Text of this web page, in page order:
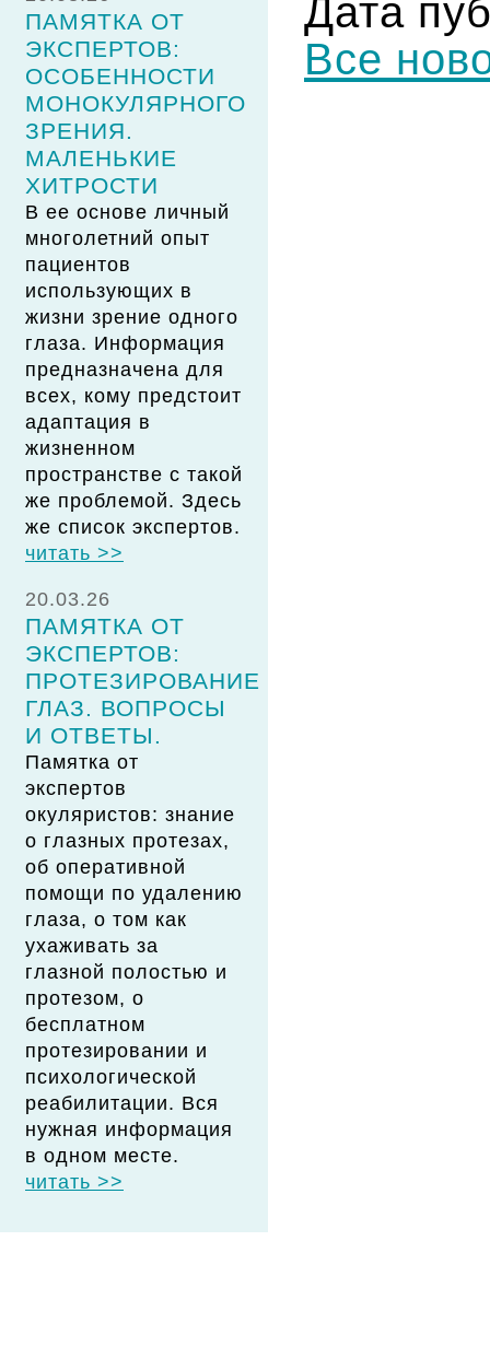
ПАМЯТКА ОТ
ЭКСПЕРТОВ:
ОСОБЕННОСТИ
МОНОКУЛЯРНОГО
ЗРЕНИЯ.
МАЛЕНЬКИЕ
ХИТРОСТИ
В ее основе личный
многолетний опыт
пациентов
использующих в
жизни зрение одного
глаза. Информация
предназначена для
всех, кому предстоит
адаптация в
жизненном
пространстве с такой
же проблемой. Здесь
же список экспертов.
читать >>
20.03.26
ПАМЯТКА ОТ
ЭКСПЕРТОВ:
ПРОТЕЗИРОВАНИЕ
ГЛАЗ. ВОПРОСЫ
И ОТВЕТЫ.
Памятка от
экспертов
окуляристов: знание
о глазных протезах,
об оперативной
помощи по удалению
глаза, о том как
ухаживать за
глазной полостью и
протезом, о
бесплатном
протезировании и
психологической
реабилитации. Вся
нужная информация
в одном месте.
читать >>
Дата
Все